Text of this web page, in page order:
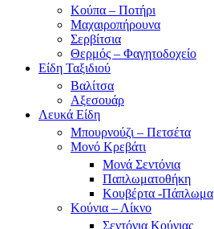
Κούπα – Ποτήρι
Μαχαιροπήρουνα
Σερβίτσια
Θερμός – Φαγητοδοχείο
Είδη Ταξιδιού
Βαλίτσα
Αξεσουάρ
Λευκά Είδη
Μπουρνούζι – Πετσέτα
Μονό Κρεβάτι
Μονά Σεντόνια
Παπλωματοθήκη
Κουβέρτα -Πάπλωμα
Κούνια – Λίκνο
Σεντόνια Κούνιας